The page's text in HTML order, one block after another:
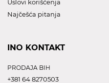
Uslovi korišćenja
Najčešća pitanja
INO KONTAKT
PRODAJA BIH
+381 64 8270503